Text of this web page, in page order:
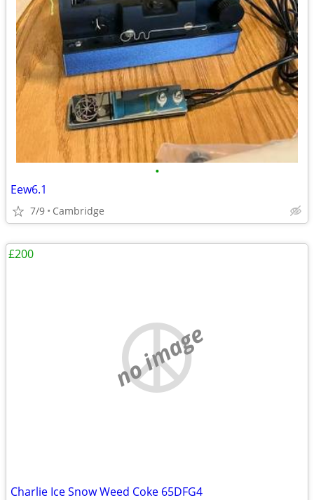
•
Eew6.1
7/9 Cambridge
no image
Charlie Ice Snow Weed Coke 65DFG4
£200